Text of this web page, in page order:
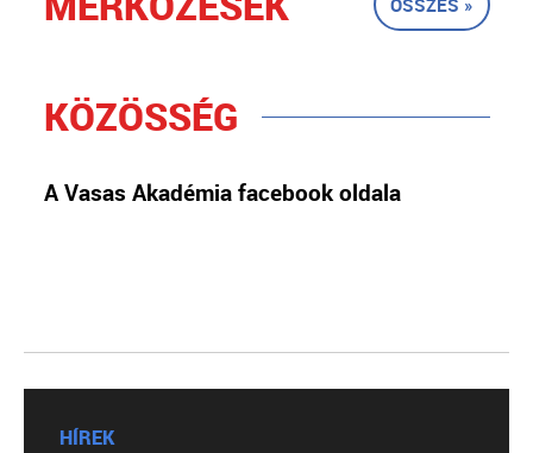
ÖSSZES »
KÖZÖSSÉG
A Vasas Akadémia facebook oldala
HÍREK